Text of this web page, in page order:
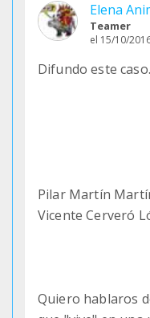
Elena
Teamer
el 15/10/
Difundo este
Pilar Martín
Vicente Cerveró
Quiero hablaros